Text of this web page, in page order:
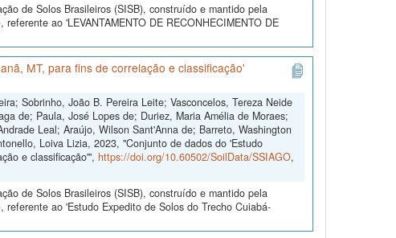
de Solos Brasileiros (SISB), construído e mantido pela
ao 'LEVANTAMENTO DE RECONHECIMENTO DE
MT, para fins de correlação e classificação'
Sobrinho, João B. Pereira Leite; Vasconcelos, Tereza Neide
de; Paula, José Lopes de; Duriez, Maria Amélia de Moraes;
Leal; Araújo, Wilson Sant'Anna de; Barreto, Washington
Loiva Lizia, 2023, "Conjunto de dados do 'Estudo
e classificação'", https://doi.org/10.60502/SoilData/SSIAGO,
de Solos Brasileiros (SISB), construído e mantido pela
ao 'Estudo Expedito de Solos do Trecho Cuiabá-